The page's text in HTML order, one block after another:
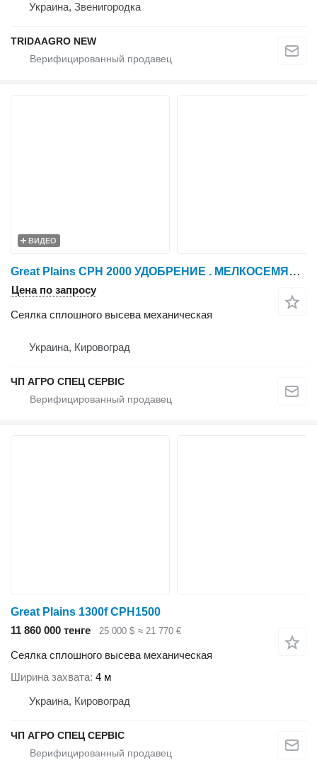
Украина, Звенигородка
TRIDAAGRO NEW
ВИДЕО
Great Plains CPH 2000 УДОБРЕНИЕ . МЕЛКОСЕМЯНКА
Цена по запросу
Сеялка сплошного высева механическая
Украина, Кировоград
ЧП АГРО СПЕЦ СЕРВІС
Great Plains 1300f CPH1500
11 860 000 тенге
25 000 $ ≈ 21 770 €
Сеялка сплошного высева механическая
Ширина захвата 4 м
Украина, Кировоград
ЧП АГРО СПЕЦ СЕРВІС